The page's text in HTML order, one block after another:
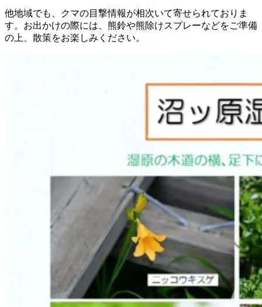
他地域でも、クマの目撃情報が相次いて寄せられておりま
す。お出かけの際には、熊鈴や熊除けスプレーなどをご準備
の上、散策をお楽しみください。